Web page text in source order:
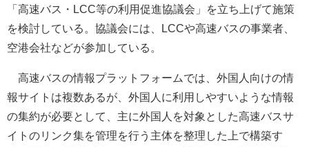
「高速バス・LCC等の利用促進協議会」を立ち上げて施策
を検討している。協議会には、LCCや高速バスの事業者、
空港会社などが参加している。
高速バスの情報プラットフォームでは、外国人向けの情
報サイトは複数あるが、外国人に利用しやすいような情報
の集約が必要として、主に外国人を対象とした高速バスサ
イトのリンク集を管理を行う主体を整理した上で構築す